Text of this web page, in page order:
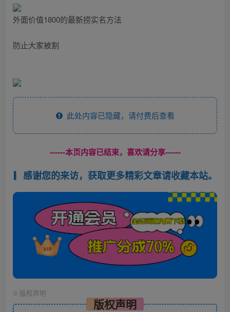
外面价值1800的最新捞实名方法
防止大家被割
此处内容已隐藏，请付费后查看
------本页内容已结束，喜欢请分享------
感谢您的来访，获取更多精彩文章请收藏本站。
© 版权声明
版权声明